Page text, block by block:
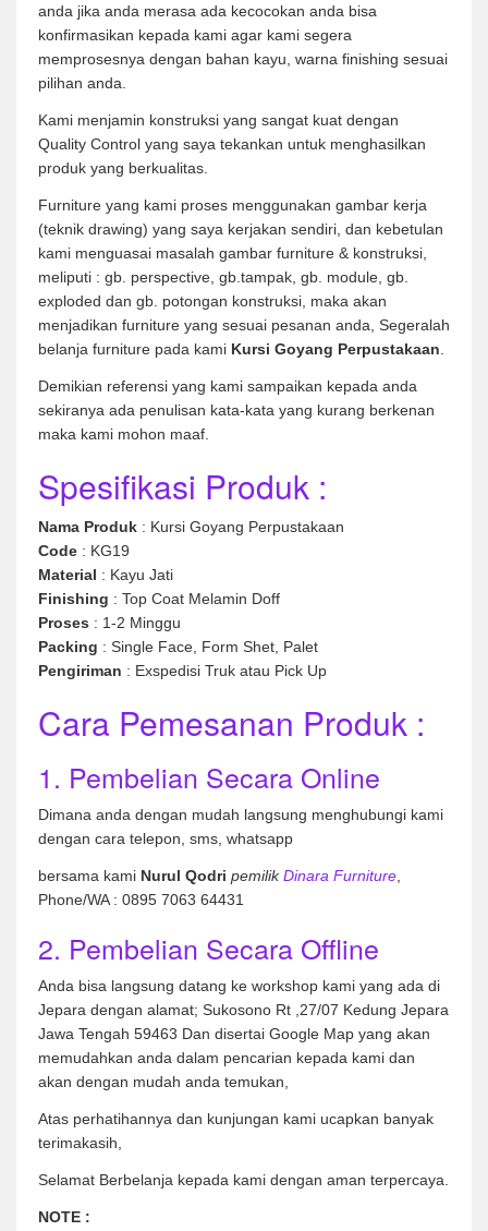
anda jika anda merasa ada kecocokan anda bisa
konfirmasikan kepada kami agar kami segera
memprosesnya dengan bahan kayu, warna finishing sesuai
pilihan anda.
Kami menjamin konstruksi yang sangat kuat dengan
Quality Control yang saya tekankan untuk menghasilkan
produk yang berkualitas.
Furniture yang kami proses menggunakan gambar kerja
(teknik drawing) yang saya kerjakan sendiri, dan kebetulan
kami menguasai masalah gambar furniture & konstruksi,
meliputi : gb. perspective, gb.tampak, gb. module, gb.
exploded dan gb. potongan konstruksi, maka akan
menjadikan furniture yang sesuai pesanan anda, Segeralah
belanja furniture pada kami Kursi Goyang Perpustakaan.
Demikian referensi yang kami sampaikan kepada anda
sekiranya ada penulisan kata-kata yang kurang berkenan
maka kami mohon maaf.
Spesifikasi Produk :
Nama Produk : Kursi Goyang Perpustakaan
Code : KG19
Material : Kayu Jati
Finishing : Top Coat Melamin Doff
Proses : 1-2 Minggu
Packing : Single Face, Form Shet, Palet
Pengiriman : Exspedisi Truk atau Pick Up
Cara Pemesanan Produk :
1. Pembelian Secara Online
Dimana anda dengan mudah langsung menghubungi kami
dengan cara telepon, sms, whatsapp
bersama kami Nurul Qodri pemilikDinara Furniture,
Phone/WA : 0895 7063 64431
2. Pembelian Secara Offline
Anda bisa langsung datang ke workshop kami yang ada di
Jepara dengan alamat; Sukosono Rt ,27/07 Kedung Jepara
Jawa Tengah 59463 Dan disertai Google Map yang akan
memudahkan anda dalam pencarian kepada kami dan
akan dengan mudah anda temukan,
Atas perhatihannya dan kunjungan kami ucapkan banyak
terimakasih,
Selamat Berbelanja kepada kami dengan aman terpercaya.
NOTE :